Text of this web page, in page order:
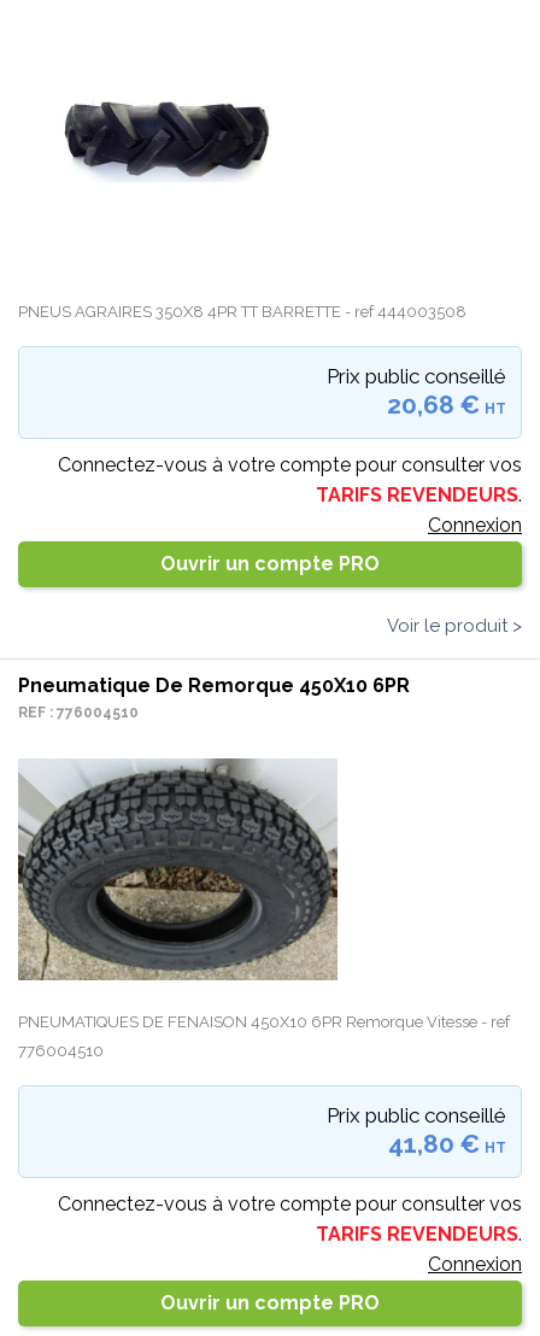
PNEUS AGRAIRES 350X8 4PR TT BARRETTE - ref 444003508
Prix public conseillé
20,68 € HT
Connectez-vous à votre compte pour consulter vos
TARIFS REVENDEURS.
Connexion
Ouvrir un compte PRO
Voir le produit >
Pneumatique De Remorque 450X10 6PR
REF : 776004510
PNEUMATIQUES DE FENAISON 450X10 6PR Remorque Vitesse - ref
776004510
Prix public conseillé
41,80 € HT
Connectez-vous à votre compte pour consulter vos
TARIFS REVENDEURS.
Connexion
Ouvrir un compte PRO